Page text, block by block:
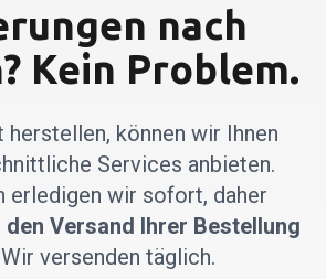
nach
Kein Problem.
herstellen, können wir Ihnen
Services anbieten.
erledigen wir sofort, daher
Versand Ihrer Bestellung
versenden täglich.